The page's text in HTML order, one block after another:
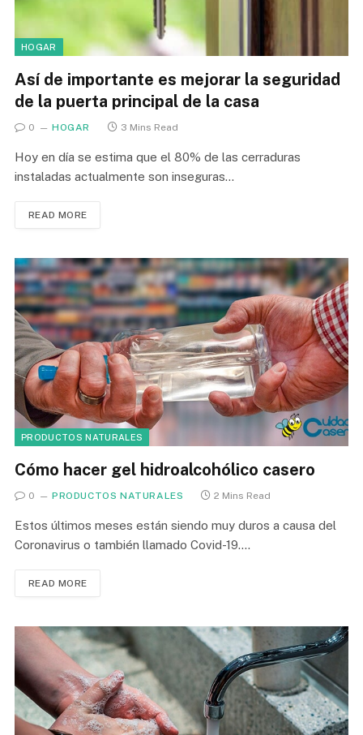
HOGAR
Así de importante es mejorar la seguridad
de la puerta principal de la casa
0 HOGAR 3 Mins Read
Hoy en día se estima que el 80% de las cerraduras
instaladas actualmente son inseguras…
READ MORE
PRODUCTOS NATURALES
Cómo hacer gel hidroalcohólico casero
0 PRODUCTOS NATURALES 2 Mins Read
Estos últimos meses están siendo muy duros a causa del
Coronavirus o también llamado Covid-19.…
READ MORE